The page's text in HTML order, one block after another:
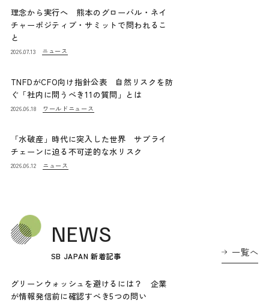
理念から実行へ 熊本のグローバル・ネイ
チャーポジティブ・サミットで問われるこ
と
2026.07.13 ニュース
TNFDがCFO向け指針公表 自然リスクを防
ぐ「社内に問うべき11の質問」とは
2026.06.18 ワールドニュース
「水破産」時代に突入した世界 サプライ
チェーンに迫る不可逆的な水リスク
2026.06.12 ニュース
NEWS
SB JAPAN 新着記事 一覧へ
グリーンウォッシュを避けるには？ 企業
が情報発信前に確認すべき5つの問い